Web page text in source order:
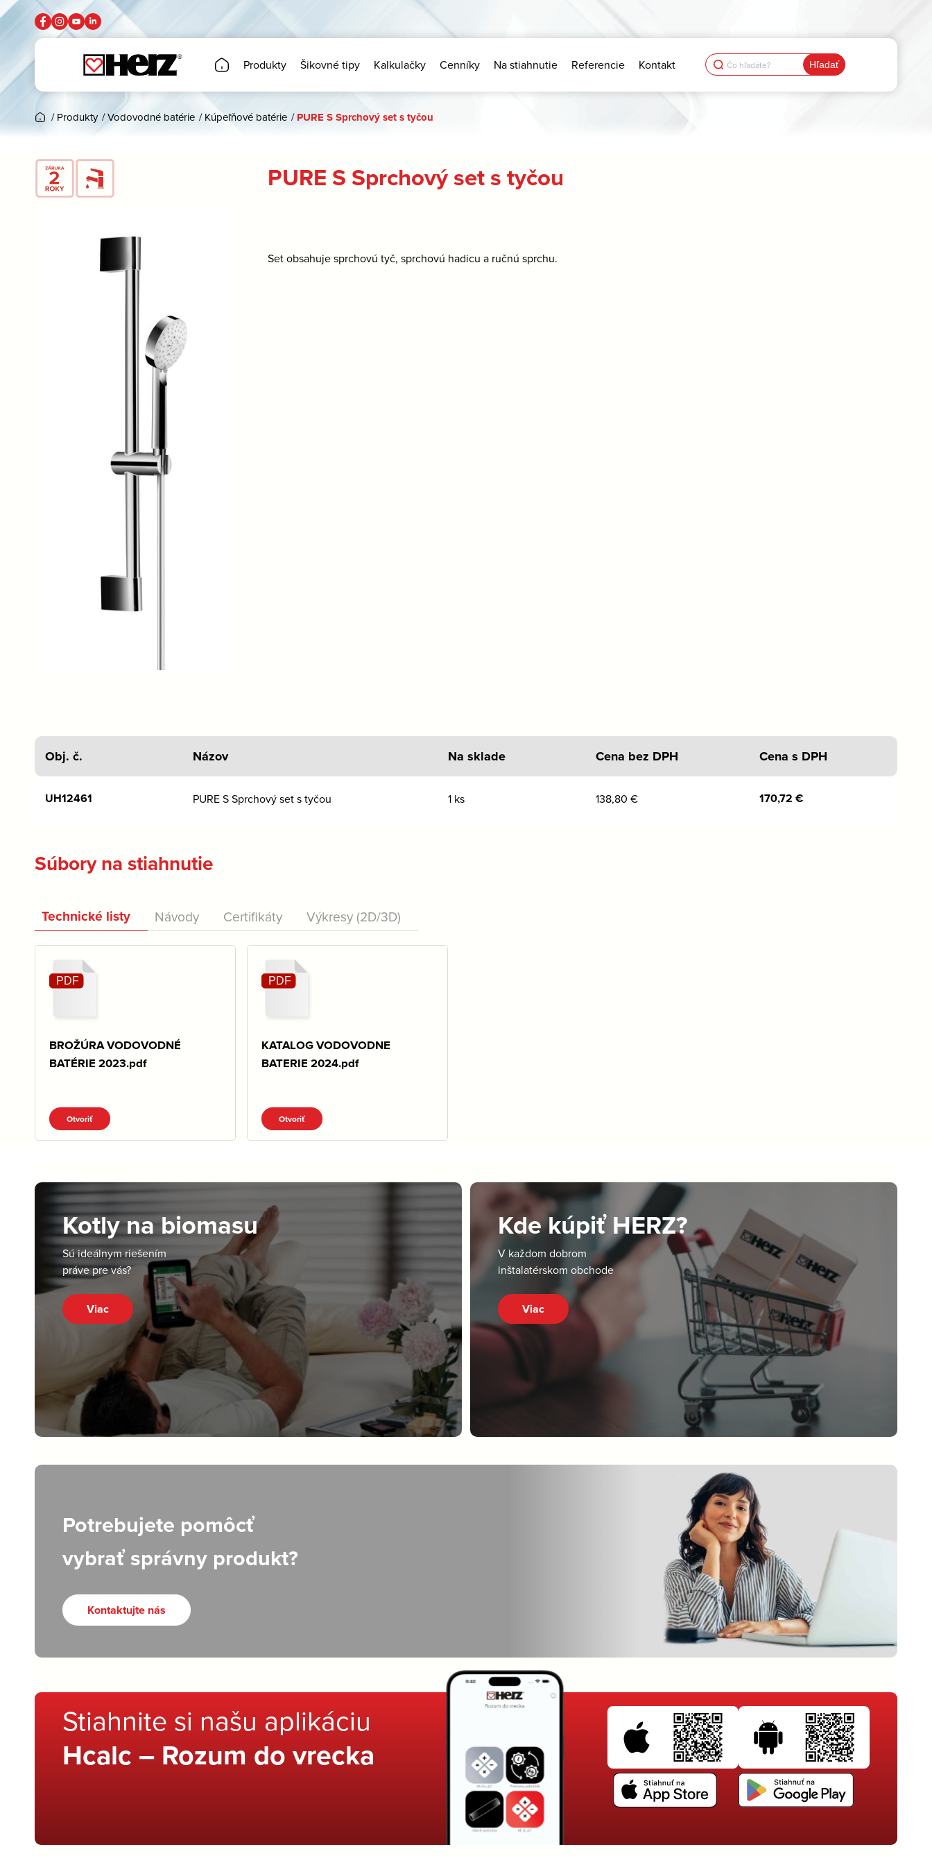
Produkty Šikovné tipy Kalkulačky Cenníky Na stiahnutie Referencie Kontakt Search
for:
/ Produkty /Vodovodné batérie / Kúpeľňové batérie / PURE S Sprchový set s tyčou
PURE S Sprchový set s tyčou
Set obsahuje sprchovú tyč, sprchovú hadicu a ručnú sprchu.
Obj. č. Názov Na sklade Cena bez DPH Cena s DPH
UH12461 PURE S Sprchový set s tyčou 1 ks 138,80 € 170,72 €
Súbory na stiahnutie
Technické listy Návody Certifikáty Výkresy (2D/3D)
BROŽÚRA VODOVODNÉ
BATÉRIE 2023.pdf
Otvoriť
KATALOG VODOVODNE
BATERIE 2024.pdf
Otvoriť
Kotly na biomasu
Sú ideálnym riešením
práve pre vás?
Viac
Kde kúpiť HERZ?
V každom dobrom
inštalatérskom obchode
Viac
Potrebujete pomôcť
vybrať správny produkt?
Kontaktujte nás
Stiahnite si našu aplikáciu
Hcalc – Rozum do vrecka